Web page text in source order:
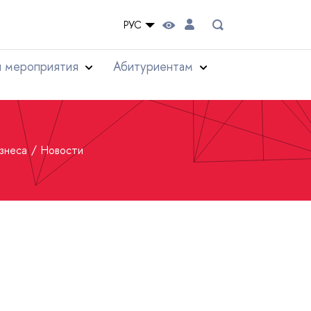
РУС
мероприятия Абитуриентам
Новости